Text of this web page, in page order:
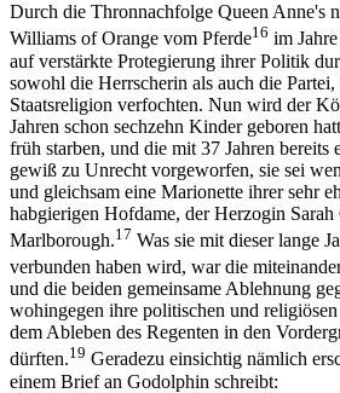
Durch die Thronnachfolge Queen Anne's
Williams of Orange vom Pferde16 im
auf verstärkte Protegierung ihrer Politik
sowohl die Herrscherin als auch die
Staatsreligion verfochten. Nun wird der
Jahren schon sechzehn Kinder geboren
früh starben, und die mit 37 Jahren bereits
gewiß zu Unrecht vorgeworfen, sie sei
und gleichsam eine Marionette ihrer sehr
habgierigen Hofdame, der Herzogin
Marlborough.17 Was sie mit dieser lange
verbunden haben wird, war die
und die beiden gemeinsame Ablehnung
wohingegen ihre politischen und
dem Ableben des Regenten in den
dürften.19 Geradezu einsichtig nämlich
einem Brief an Godolphin schreibt: